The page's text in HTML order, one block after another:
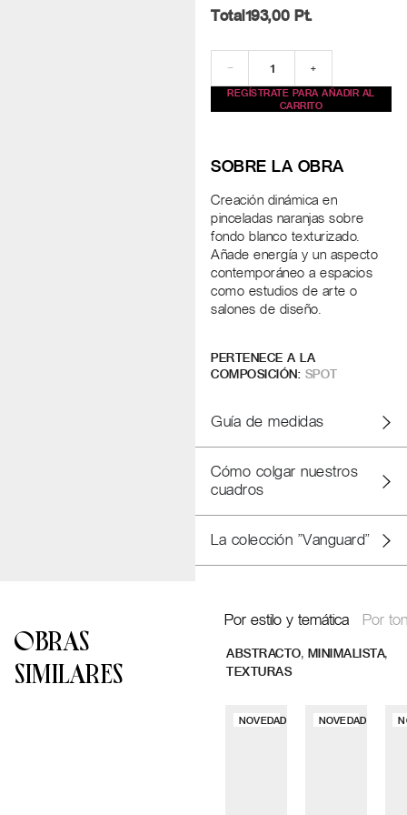
Total193,00 Pt.
− +
REGÍSTRATE PARA AÑADIR AL
CARRITO
SOBRE LA OBRA
Creación dinámica en
pinceladas naranjas sobre
fondo blanco texturizado.
Añade energía y un aspecto
contemporáneo a espacios
como estudios de arte o
salones de diseño.
PERTENECE A LA
COMPOSICIÓN: SPOT
Guía de medidas
Cómo colgar nuestros
cuadros
La colección "Vanguard"
OBRAS
SIMILARES
Por estilo y temática Por
ABSTRACTO, MINIMALISTA,
TEXTURAS
NOVEDAD NOVEDAD